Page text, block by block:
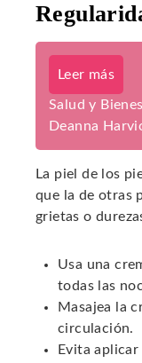
Leer más
Salud y
Deanna
La piel de los
que la de otras
grietas o
Usa una
todas las
Masajea la
circulación.
Evita